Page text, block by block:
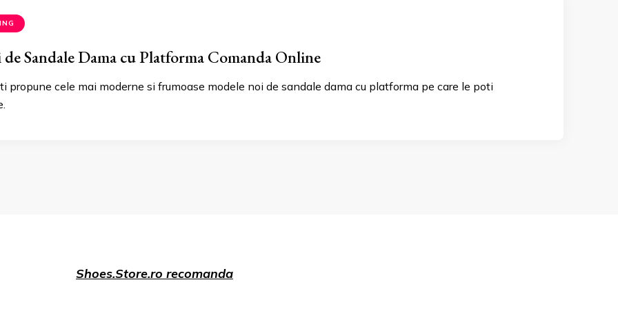
Sandale Dama cu Platforma Comanda Online
propune cele mai moderne si frumoase modele noi de sandale dama cu platforma pe care le poti
Shoes.Store.ro recomanda